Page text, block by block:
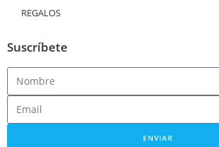
REGALOS
Suscríbete
ENVIAR